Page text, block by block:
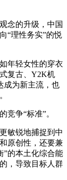
念的升级，中国
“理性务实”的悦
年轻女性的穿衣
复古、Y2K机
成为新主流，也
竞争“标准”。
敏锐地捕捉到中
原创性，还要兼
”的本土化综合能
，导致目标人群